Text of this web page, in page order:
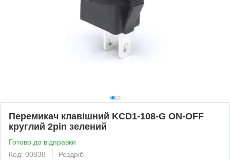
Перемикач клавішний KCD1-108-G ON-OFF
круглий 2pin зелений
Готово до відправки
Код: 00838
Роздріб